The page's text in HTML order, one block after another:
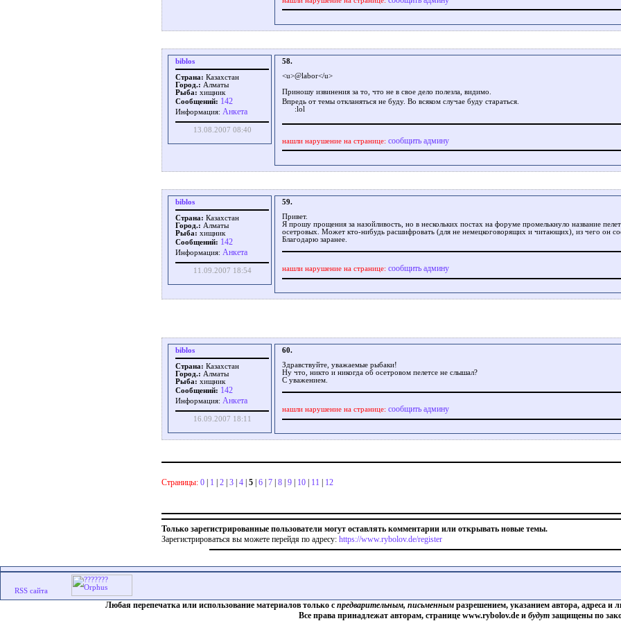
biblos
Страна: Казахстан
Город.: Алматы
Рыба: хищник
Сообщений: 142
Информация: Aнкета
13.08.2007 08:40
58.
<u>@labor</u>
Приношу извинения за то, что не в свое дело полезла, видимо.
Впредь от темы откланяться не буду. Во всяком случае буду стараться.
нашли нарушение на странице: сообщить админу
biblos
Страна: Казахстан
Город.: Алматы
Рыба: хищник
Сообщений: 142
Информация: Aнкета
11.09.2007 18:54
59.
Привет.
Я прошу прощения за назойливость, но в нескольких постах на форуме промелькнуло название
осетровых. Может кто-нибудь расшифровать (для не немецкоговорящих и читающих), из чего он
Благодарю заранее.
нашли нарушение на странице: сообщить админу
biblos
Страна: Казахстан
Город.: Алматы
Рыба: хищник
Сообщений: 142
Информация: Aнкета
16.09.2007 18:11
60.
Здравствуйте, уважаемые рыбаки!
Ну что, никто и никогда об осетровом пелетсе не слышал?
С уважением.
нашли нарушение на странице: сообщить админу
Страницы: 0 | 1 | 2 | 3 | 4 | 5 | 6 | 7 | 8 | 9 | 10 | 11 | 12
Только зарегистрированные пользователи могут оставлять комментарии или открывать новые темы.
Зарегистрироваться вы можете перейдя по адресу: https://www.rybolov.de/register
Любая перепечатка или использование материалов только с предварительным, письменнымразрешением, указанием автора, адреса и
Все права принадлежат авторам, странице www.rybolov.de и будут защищены по